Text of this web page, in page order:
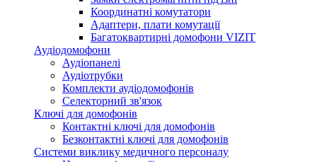
Координатні комутатори
Адаптери, плати комутації
Багатоквартирні домофони VIZIT
Аудіодомофони
Аудіопанелі
Аудіотрубки
Комплекти аудіодомофонів
Селекторний зв'язок
Ключі для домофонів
Контактні ключі для домофонів
Безконтактні ключі для домофонів
Системи виклику медичного персоналу